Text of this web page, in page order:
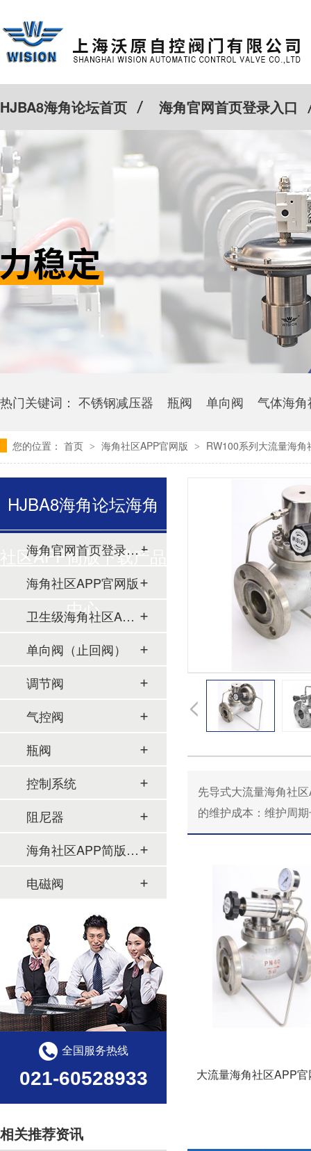
HJBA8海角论坛首页 海角官网首页登录入口
特殊定制 客户案例 Cv计算器
热门关键词： 不锈钢减压器 瓶阀 单向阀 气体海
您的位置： 首页 > 海角社区APP官网版 > RW100系列大流量海角
先导式大流量海角社区
的维护成本：维护周期
大流量海角社区APP
HJBA8海角论坛海角
社区APP简版下载产品
中心
海角官网首页登录入口
海角社区APP官网版
卫生级海角社区APP简版下载
单向阀（止回阀）
调节阀
气控阀
瓶阀
控制系统
阻尼器
海角社区APP简版下载及管件
电磁阀
全国服务热线
021-60528933
相关推荐资讯